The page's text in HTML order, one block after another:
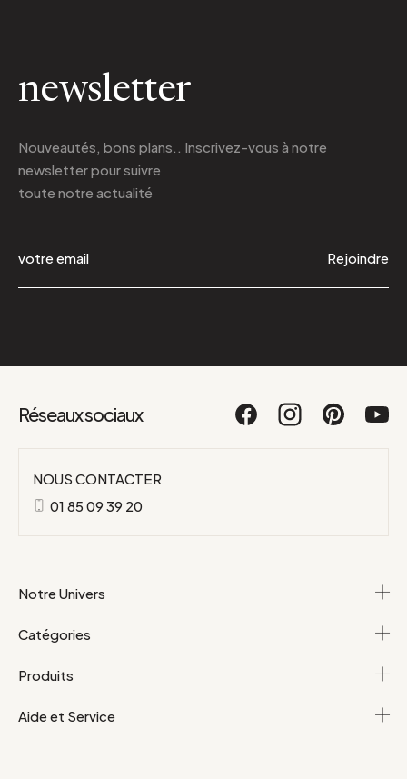
newsletter
Nouveautés, bons plans.. Inscrivez-vous à notre
newsletterpour suivre
toute notre actualité
Rejoindre
Réseaux sociaux
NOUS CONTACTER
01 85 09 39 20
Notre Univers
Catégories
Produits
Aide et Service